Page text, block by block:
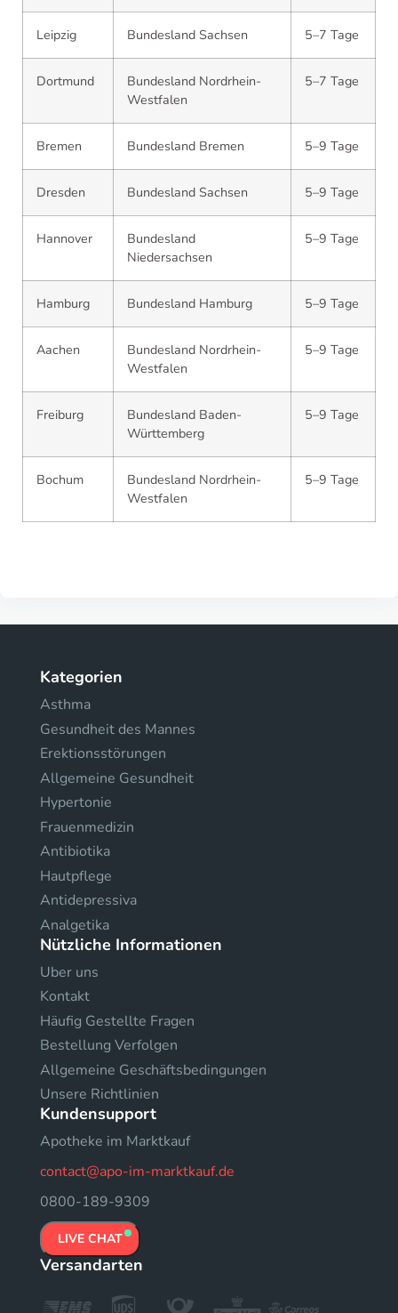
Leipzig Bundesland Sachsen 5–7 Tage
Dortmund
Bundesland Nordrhein-
Westfalen
5–7 Tage
Bremen Bundesland Bremen 5–9 Tage
Dresden Bundesland Sachsen 5–9 Tage
Hannover
Bundesland
Niedersachsen
5–9 Tage
Hamburg Bundesland Hamburg 5–9 Tage
Aachen
Bundesland Nordrhein-
Westfalen
5–9 Tage
Freiburg
Bundesland Baden-
Württemberg
5–9 Tage
Bochum
Bundesland Nordrhein-
Westfalen
5–9 Tage
Kategorien
Asthma
Gesundheit des Mannes
Erektionsstörungen
Allgemeine Gesundheit
Hypertonie
Frauenmedizin
Antibiotika
Hautpflege
Antidepressiva
Analgetika
Nützliche Informationen
Uber uns
Kontakt
Häufig Gestellte Fragen
Bestellung Verfolgen
Allgemeine Geschäftsbedingungen
Unsere Richtlinien
Kundensupport
Apotheke im Marktkauf
contact@apo-im-marktkauf.de
0800-189-9309
LIVE CHAT
Versandarten